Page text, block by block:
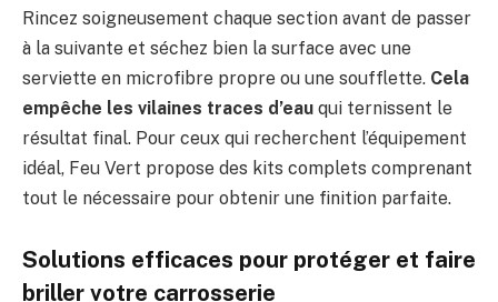
Rincez soigneusement chaque section avant de passer
à la suivante et séchez bien la surface avec une
serviette en microfibre propre ou une soufflette. Cela
empêche les vilaines traces d’eau qui ternissent le
résultat final. Pour ceux qui recherchent l’équipement
idéal, Feu Vert propose des kits complets comprenant
tout le nécessaire pour obtenir une finition parfaite.
Solutions efficaces pour protéger et faire
briller votre carrosserie